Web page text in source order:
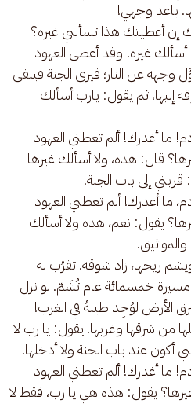
باعد وجهي!
إن أعطيتك هذا تسألني غيره؟
غيره! وقد أعطى العهود
وجهه عن النار؛ فيرى الجنة فيبقى
إليها، ثم يقول: يارب أسألك
ما أغدرك! ألم تعطني العهود
قال: هذه، ولا أسألك غيرها
إلى باب الجنة.
ما أغدرك! ألم تعطني العهود
يقول: نعم، هذه ولا أسألك
ريحها، زاد شوقه. تقرُب له
مسيرة خمسمائة عام تُشَمّ. لو نزل
الأرض لوُجِد طيبهُ في الغرب!
من شرقها وغربها. يقول: يا رب لا
عند باب الجنة ولا أدخلها.
ما أغدرك! ألم تعطني العهود
غيرها؟ يقول: هذه هي يا رب، فقط لا